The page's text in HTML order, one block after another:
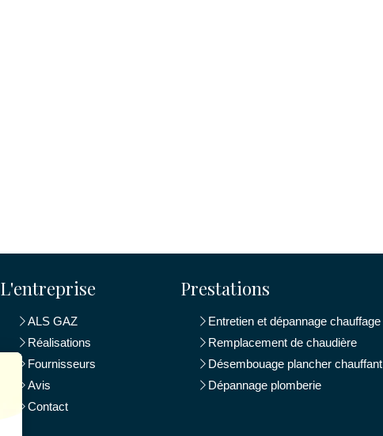
L'entreprise
ALS GAZ
Réalisations
Fournisseurs
Avis
Contact
Prestations
Entretien et dépannage chauffage
Remplacement de chaudière
Désembouage plancher chauffant
Dépannage plomberie